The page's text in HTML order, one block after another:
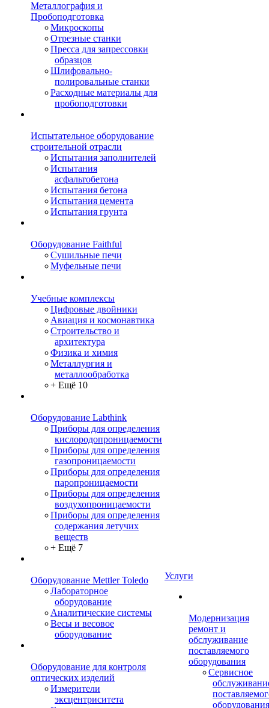
Металлография и
Пробоподготовка
Микроскопы
Отрезные станки
Пресса для запрессовки
образцов
Шлифовально-
полировальные станки
Расходные материалы для
пробоподготовки
Испытательное оборудование
строительной отрасли
Испытания заполнителей
Испытания
асфальтобетона
Испытания бетона
Испытания цемента
Испытания грунта
Оборудование Faithful
Сушильные печи
Муфельные печи
Учебные комплексы
Цифровые двойники
Авиация и космонавтика
Строительство и
архитектура
Физика и химия
Металлургия и
металлообработка
+ Ещё 10
Оборудование Labthink
Приборы для определения
кислородопроницаемости
Приборы для определения
газопроницаемости
Приборы для определения
паропроницаемости
Приборы для определения
воздухопроницаемости
Приборы для определения
содержания летучих
веществ
+ Ещё 7
Оборудование Mettler Toledo
Лабораторное
оборудование
Аналитические системы
Весы и весовое
оборудование
Оборудование для контроля
оптических изделий
Измерители
эксцентриситета
Услуги
Модернизация
ремонт и
обслуживание
поставляемого
оборудования
Сервисное
оборудования